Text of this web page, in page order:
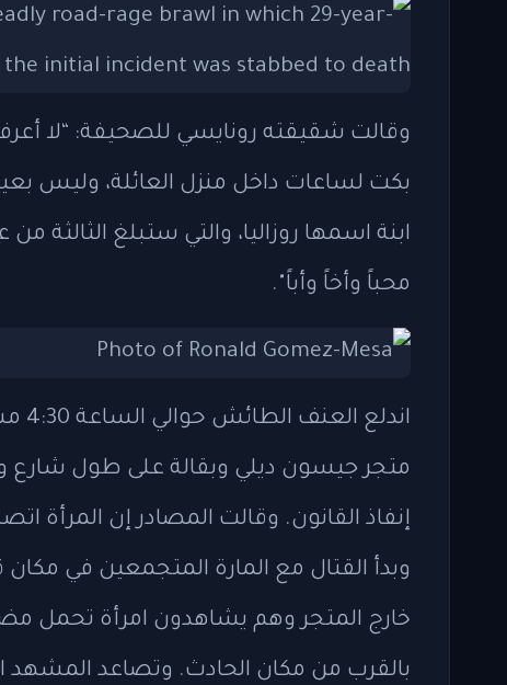
وقالت شقيقته رونايسي للصحيفة: “لا
بكت لساعات داخل منزل العائلة، وليس
ابنة اسمها روزاليا، والتي ستبلغ الثالثة
محباً وأخاً وأباً".
متجر جيسون ديلي وبقالة على طول شارع
إنفاذ القانون. وقالت المصادر إن
وبدأ القتال مع المارة المتجمعين في
خارج المتجر وهم يشاهدون امرأة تحمل
بالقرب من مكان الحادث. وتصاعد المشهد